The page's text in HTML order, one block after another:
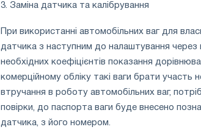
3. Заміна датчика та калібрування
При використанні автомобільних ваг для
датчика з наступним до налаштування через
необхідних коефіцієнтів показання
комерційному обліку такі ваги брати
втручання в роботу автомобільних ваг,
повірки, до паспорта ваги буде внесено
датчика, з його номером.